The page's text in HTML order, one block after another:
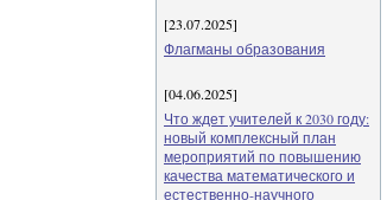
[23.07.2025]
Флагманы образования
[04.06.2025]
Что ждет учителей к 2030 году:
новый комплексный план
мероприятий по повышению
качества математического и
естественно-научного